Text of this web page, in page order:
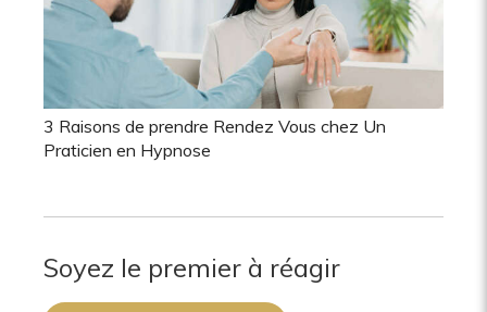
3 Raisons de prendre Rendez Vous chez Un
Praticien en Hypnose
Soyez le premier à réagir